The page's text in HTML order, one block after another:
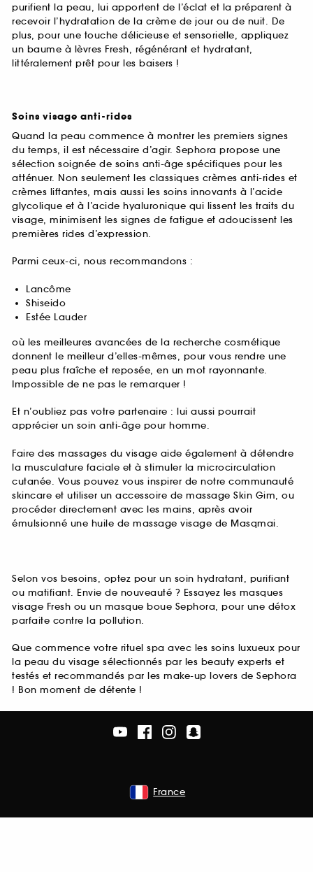
purifient la peau, lui apportent de l’éclat et la préparent à
recevoir l’hydratation de la crème de jour ou de nuit. De
plus, pour une touche délicieuse et sensorielle, appliquez
un baume à lèvres Fresh, régénérant et hydratant,
littéralement prêt pour les baisers !
Soins visage anti-rides
Quand la peau commence à montrer les premiers signes
du temps, il est nécessaire d’agir. Sephora propose une
sélection soignée de soins anti-âge spécifiques pour les
atténuer. Non seulement les classiques crèmes anti-rides et
crèmes liftantes, mais aussi les soins innovants à l’acide
glycolique et à l’acide hyaluronique qui lissent les traits du
visage, minimisent les signes de fatigue et adoucissent les
premières rides d’expression.
Parmi ceux-ci, nous recommandons :
Lancôme
Shiseido
Estée Lauder
où les meilleures avancées de la recherche cosmétique
donnent le meilleur d’elles-mêmes, pour vous rendre une
peau plus fraîche et reposée, en un mot rayonnante.
Impossible de ne pas le remarquer !
Et n’oubliez pas votre partenaire : lui aussi pourrait
apprécier un soin anti-âge pour homme.
Faire des massages du visage aide également à détendre
la musculature faciale et à stimuler la microcirculation
cutanée. Vous pouvez vous inspirer de notre communauté
skincare et utiliser un accessoire de massage Skin Gim, ou
procéder directement avec les mains, après avoir
émulsionné une huile de massage visage de Masqmai.
Selon vos besoins, optez pour un soin hydratant, purifiant
ou matifiant. Envie de nouveauté ? Essayez les masques
visage Fresh ou un masque boue Sephora, pour une détox
parfaite contre la pollution.
Que commence votre rituel spa avec les soins luxueux pour
la peau du visage sélectionnés par les beauty experts et
testés et recommandés par les make-up lovers de Sephora
! Bon moment de détente !
France